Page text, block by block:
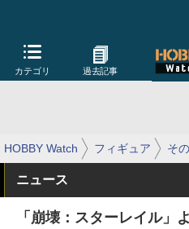
カテゴリ 過去記事
HOBBY Watch フィギュア そ
ニュース
「崩壊：スターレイル」